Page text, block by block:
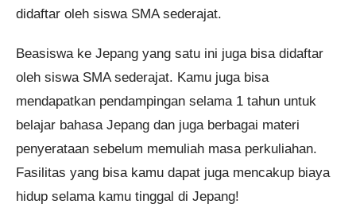
didaftar oleh siswa SMA sederajat.
Beasiswa ke Jepang yang satu ini juga bisa didaftar
oleh siswa SMA sederajat. Kamu juga bisa
mendapatkan pendampingan selama 1 tahun untuk
belajar bahasa Jepang dan juga berbagai materi
penyerataan sebelum memuliah masa perkuliahan.
Fasilitas yang bisa kamu dapat juga mencakup biaya
hidup selama kamu tinggal di Jepang!